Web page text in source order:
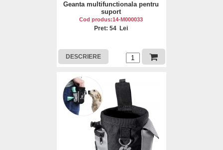
Geanta multifunctionala pentru
suport
Cod produs:14-M000033
Pret: 54 Lei
DESCRIERE